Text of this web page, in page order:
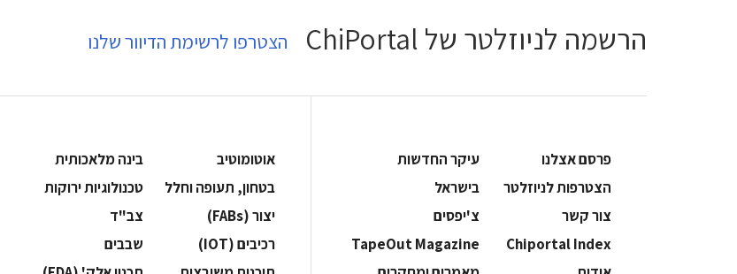
הרשמה לניוזלטר של ChiPortal הצטרפו לרשימת הדיוור שלנו
פרסם אצלנו
עיקר החדשות
הצטרפות לניוזלטר
בישראל
צור קשר
צ'יפסים
Chiportal Index
TapeOut Magazine
אוטומוטיב
בינה מלאכותית
בטחון, תעופה וחלל
‫טכנולוגיות ירוקות‬
‫יצור (‪(FABs‬‬
‫צב"ד‬
‫רכיבים‬ (IOT)
‫שבבים‬